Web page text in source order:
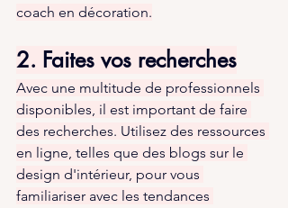
coach en décoration.
2. Faites vos recherches
Avec une multitude de professionnels
disponibles, il est important de faire
des recherches. Utilisez des ressources
en ligne, telles que des blogs sur le
design d'intérieur, pour vous
familiariser avec les tendances